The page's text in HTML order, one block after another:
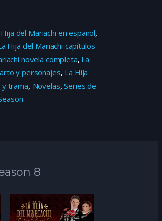
del Mariachi en español,
Hija del Mariachi capítulos
novela completa, La
y personajes, La Hija
y trama, Novelas,Series de
8